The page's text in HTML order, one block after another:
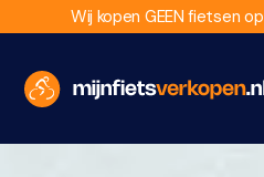
Wij kopen GEEN fietsen